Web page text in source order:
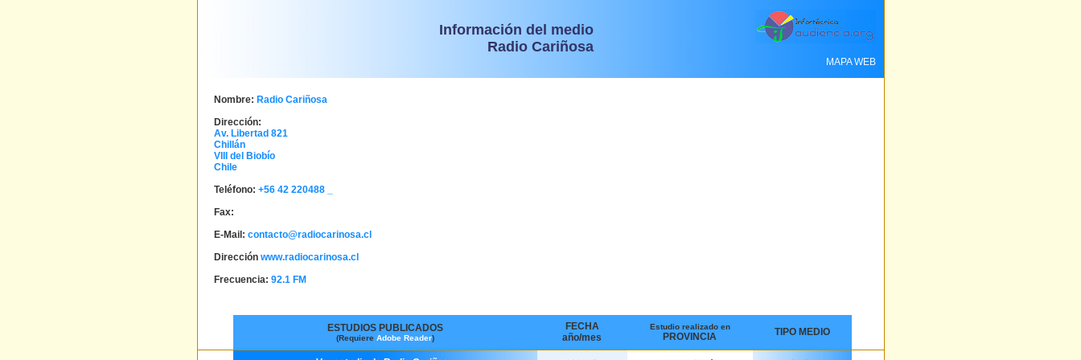
Información del medio
Radio Cariñosa
MAPA WEB
Nombre: Radio Cariñosa
Dirección:
Av. Libertad 821
Chillán
VIII del Biobío
Chile
Teléfono: +56 42 220488 _
Fax:
E-Mail: contacto@radiocarinosa.cl
Dirección www.radiocarinosa.cl
Frecuencia: 92.1 FM
ESTUDIOS PUBLICADOS
(Requiere Adobe Reader)
FECHA
año/mes
Estudio realizado en
PROVINCIA TIPO MEDIO